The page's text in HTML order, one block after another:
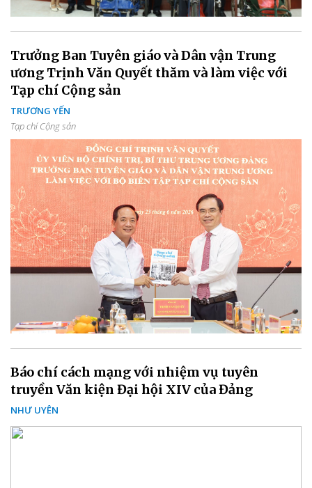
Trưởng Ban Tuyên giáo và Dân vận Trung
ương Trịnh Văn Quyết thăm và làm việc với
Tạp chí Cộng sản
TRƯƠNG YẾN
Tạp chí Cộng sản
Báo chí cách mạng với nhiệm vụ tuyên
truyền Văn kiện Đại hội XIV của Đảng
NHƯ UYÊN